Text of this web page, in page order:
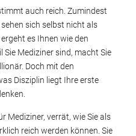
auch reich. Zumindest
sich selbst nicht als
es Ihnen wie den
Sie Mediziner sind, macht Sie
Doch mit den
Disziplin liegt Ihre erste
Mediziner, verrät, wie Sie als
reich werden können. Sie